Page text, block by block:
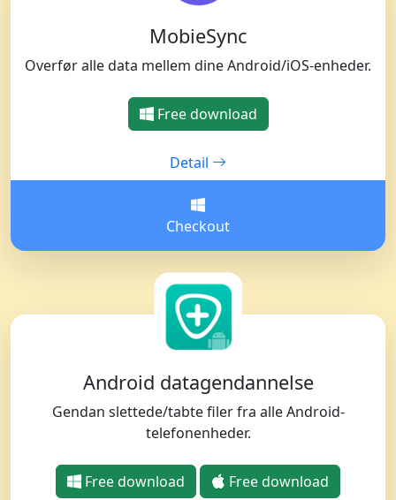
MobieSync
Overfør alle data mellem dine Android/iOS-enheder.
Free download
Detail
Checkout
Android datagendannelse
Gendan slettede/tabte filer fra alle Android-
telefonenheder.
Free download Free download